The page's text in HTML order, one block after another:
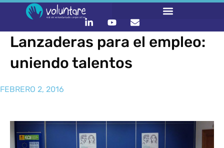
Lanzaderas para el empleo:
uniendo talentos
FEBRERO 2, 2016